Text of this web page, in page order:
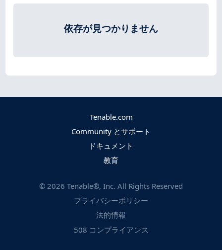
依存が見つかりません
Tenable.com
Community とサポート
ドキュメント
教育
© 2026 Tenable®, Inc. All Rights Reserved
プライバシーポリシー
法的情報
508 コンプライアンス